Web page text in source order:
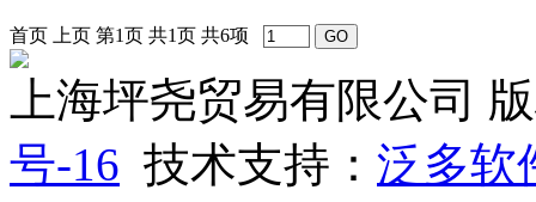
首页 上页 第1页 共1页 共6项
上海坪尧贸易有限公司
号-16 技术支持： 泛多软